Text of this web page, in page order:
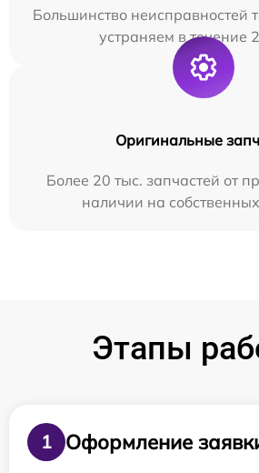
Большинство неисправностей
устраняем в течение
Оригинальные
Более 20 тыс. запчастей от
наличии на
Этапы
1
Оформление